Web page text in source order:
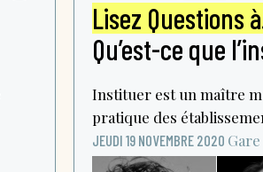
Lisez Questions
Qu’est-ce que
Instituer est un maître
pratique des
JEUDI 19 NOVEMBRE 2020